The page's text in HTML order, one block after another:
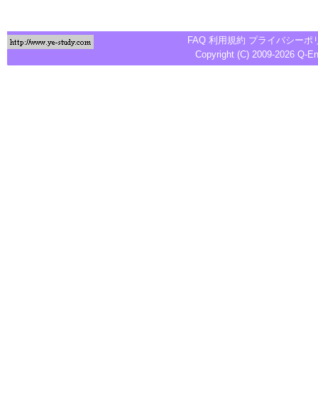
FAQ 利用規約 プライバシーポ
Copyright (C) 2009-2026 Q-